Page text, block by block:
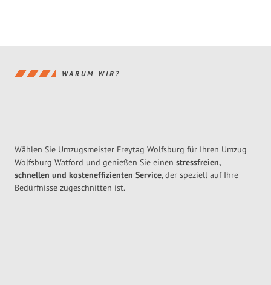
WARUM WIR?
Wählen Sie Umzugsmeister Freytag Wolfsburg für Ihren Umzug
Wolfsburg Watford und genießen Sie einen stressfreien,
schnellen und kosteneffizienten Service, der speziell auf Ihre
Bedürfnisse zugeschnitten ist.